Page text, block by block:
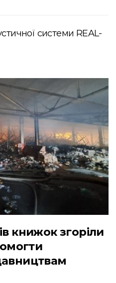
системи REAL-
книжок згоріли